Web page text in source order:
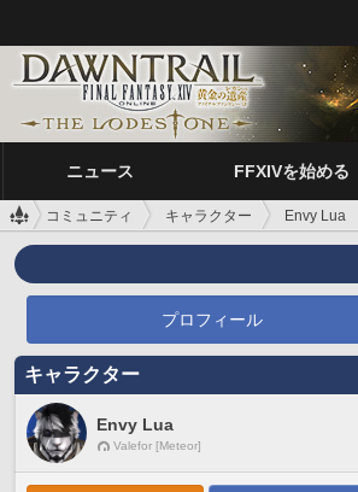
ニュース FFXIVを始める
コミュニティ キャラクター Envy Lua
プロフィール
キャラクター
Envy Lua
Valefor [Meteor]